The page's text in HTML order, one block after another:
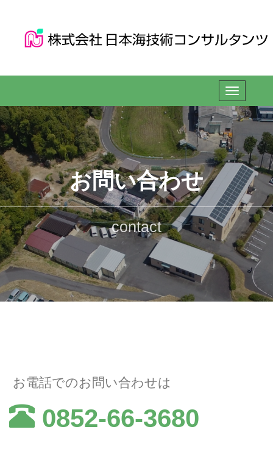
お問い合わせ
contact
お電話でのお問い合わせは
0852-66-3680